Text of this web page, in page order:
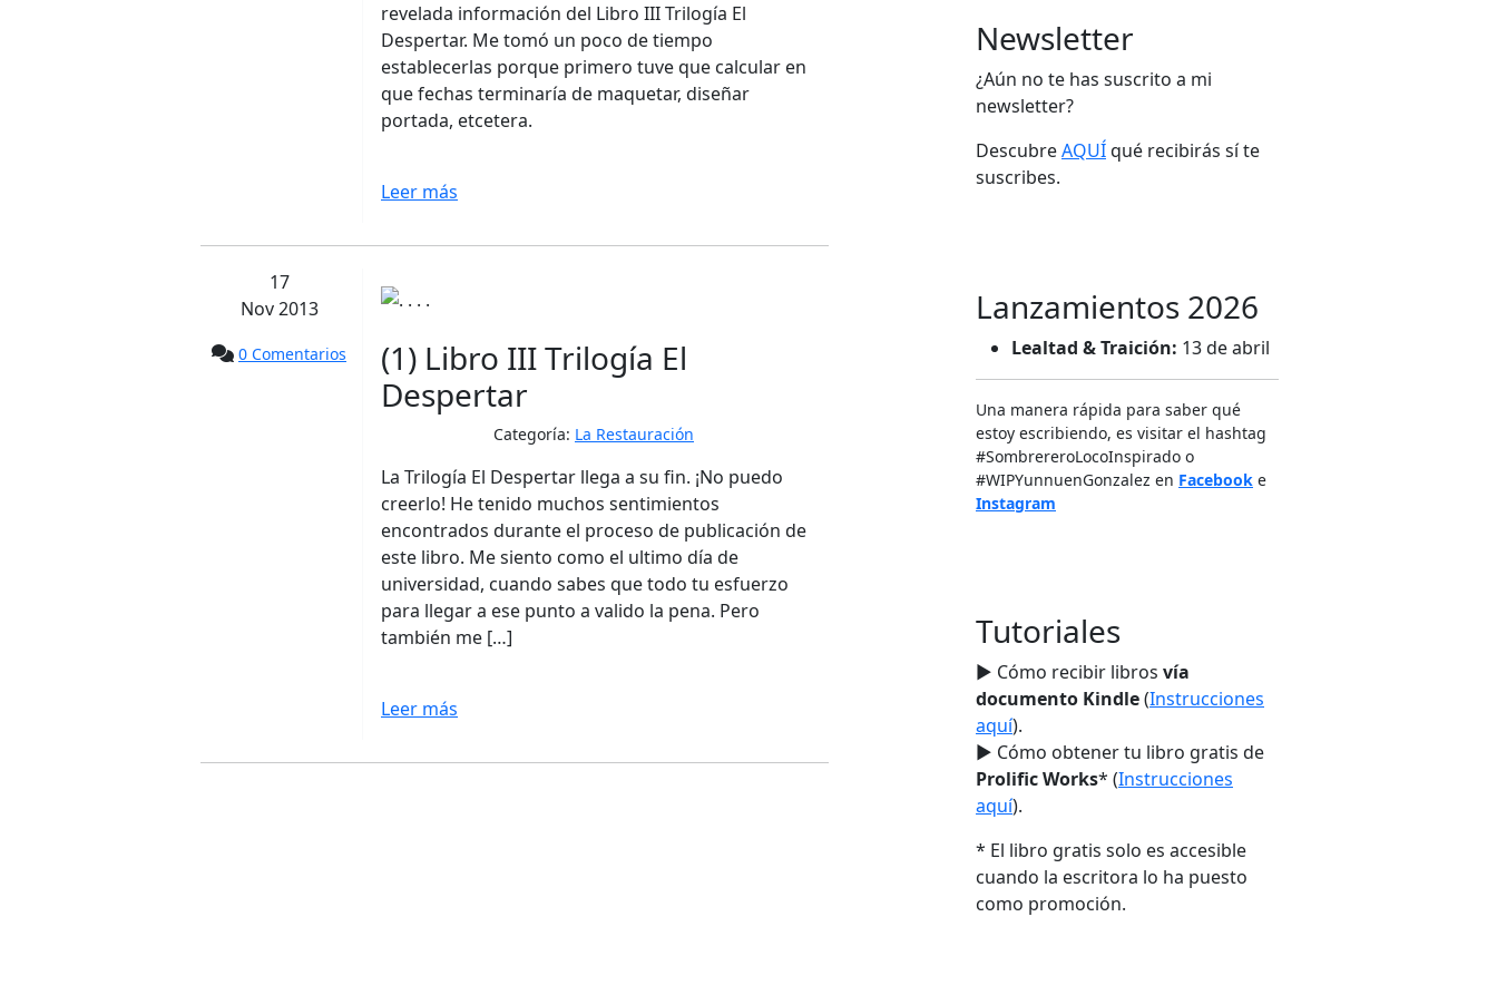
revelada información del Libro III Trilogía El
Despertar. Me tomó un poco de tiempo
establecerlas porque primero tuve que calcular en
que fechas terminaría de maquetar, diseñar
portada, etcetera.
Leer más
17
Nov 2013
0 Comentarios
(1) Libro III Trilogía El
Despertar
Categoría: La Restauración
La Trilogía El Despertar llega a su fin. ¡No puedo
creerlo! He tenido muchos sentimientos
encontrados durante el proceso de publicación de
este libro. Me siento como el ultimo día de
universidad, cuando sabes que todo tu esfuerzo
para llegar a ese punto a valido la pena. Pero
también me […]
Leer más
Newsletter
¿Aún no te has suscrito a mi
newsletter?
DescubreAQUÍqué recibirás sí te
suscribes.
Lanzamientos 2026
Lealtad & Traición: 13 de abril
Una manera rápida para saber qué
estoy escribiendo, es visitar el hashtag
‬#SombrereroLocoInspirado o
#WIPYunnuenGonzalez en ‪ Facebook e
Instagram
Tutoriales
► Cómo recibir libros vía
documento Kindle(Instrucciones
aquí).
► Cómo obtener tu libro gratis de
Prolific Works* (Instrucciones
aquí).
* El libro gratis solo es accesible
cuando la escritora lo ha puesto
como promoción.